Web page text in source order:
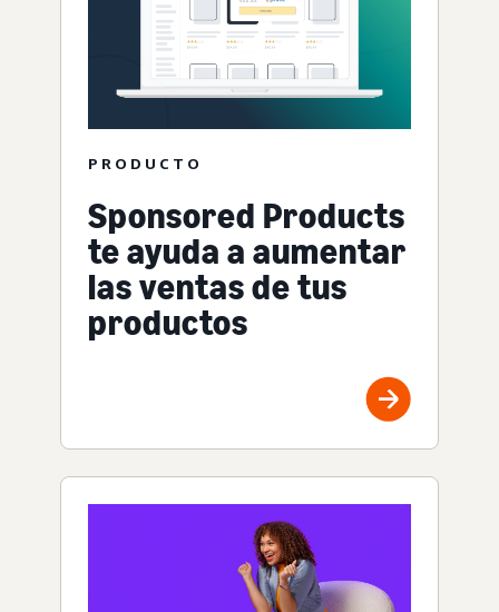
PRODUCTO
Sponsored Products
te ayuda a aumentar
las ventas de tus
productos